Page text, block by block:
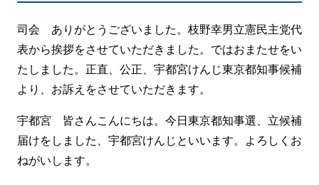
司会 ありがとうございました。枝野幸男立憲民主党代
表から挨拶をさせていただきました。ではおまたせをい
たしました。正直、公正、宇都宮けんじ東京都知事候補
より、お訴えをさせていただきます。
宇都宮 皆さんこんにちは。今日東京都知事選、立候補
届けをしました、宇都宮けんじといいます。よろしくお
ねがいします。